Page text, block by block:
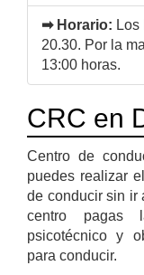
➡ Horario:
20.30. Por la
13:00 horas.
CRC en
Centro de
puedes realizar
de conducir sin ir
centro pagas
psicotécnico y
para conducir.